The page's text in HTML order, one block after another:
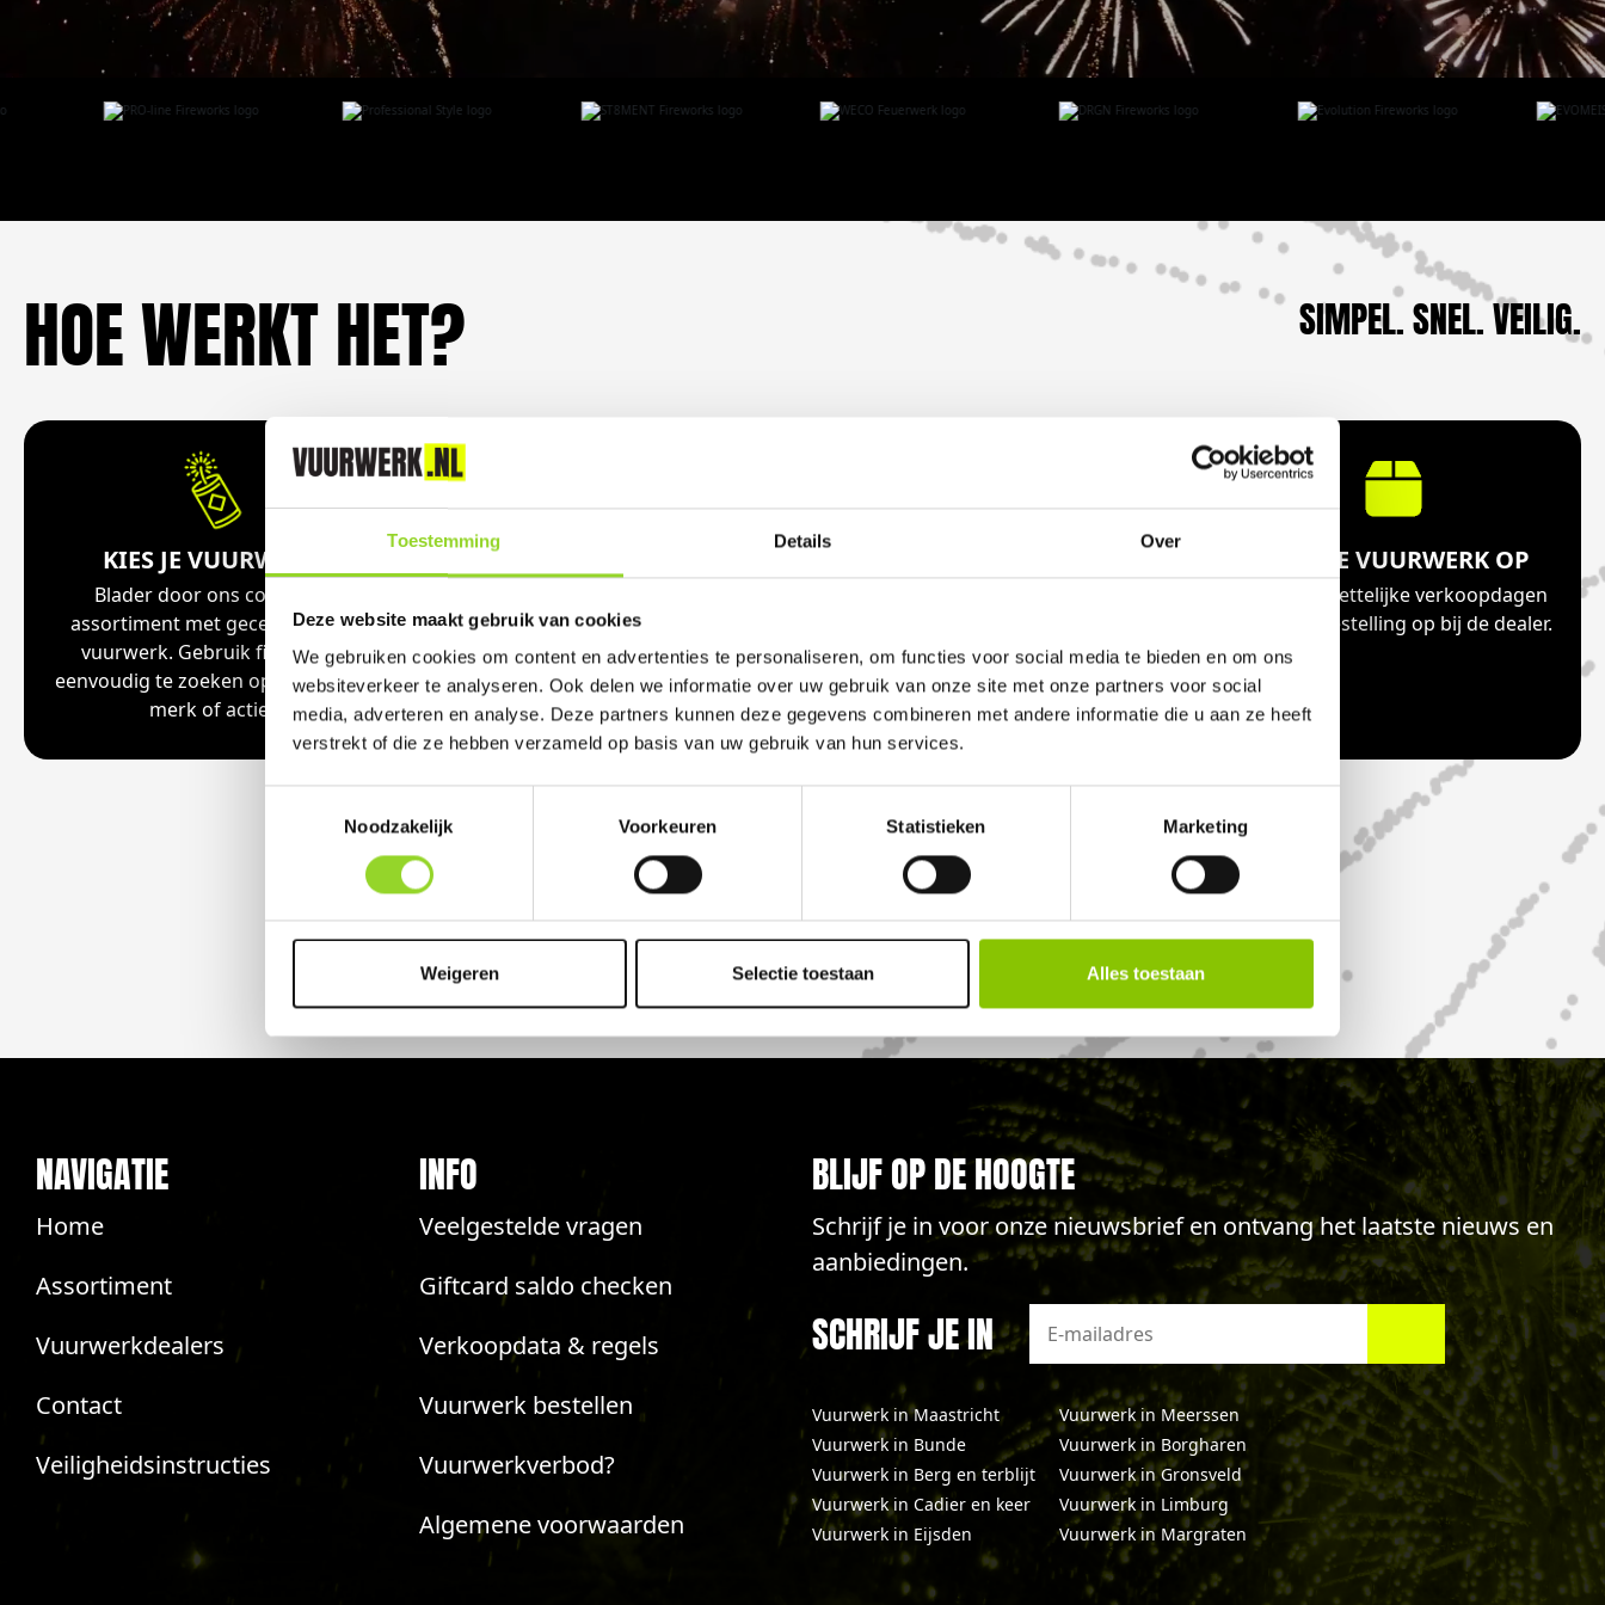
Toestemming Details Over
Deze website maakt gebruik van cookies
We gebruiken cookies om content en advertenties te personaliseren, om functies voor social media te bieden en om ons
websiteverkeer te analyseren. Ook delen we informatie over uw gebruik van onze site met onze partners voor social
media, adverteren en analyse. Deze partners kunnen deze gegevens combineren met andere informatie die u aan ze heeft
verstrekt of die ze hebben verzameld op basis van uw gebruik van hun services.
Noodzakelijk
Voorkeuren Statistieken Marketing
Weigeren Selectie toestaan Alles toestaan
HOE WERKT HET? SIMPEL. SNEL. VEILIG.
KIES JE VUURWERK
Blader door ons complete
assortiment met gecertificeerd
vuurwerk. Gebruik filters om
eenvoudig te zoeken op categorie,
merk of actie.
ZOEK JOUW VERKOOPPUNT
welke vuurwerkdealers bij jou in de
buurt actief zijn. Met meer dan 450+
locaties is er altijd een dealer
dichtbij.
eenvoudig via iDEAL of andere
betaalopties.
HAAL JE VUURWERK OP
Vanaf de wettelijke verkoopdagen
haal je je bestelling op bij de dealer.
NAVIGATIE
Home
Assortiment
Vuurwerkdealers
Contact
Veiligheidsinstructies
INFO
Veelgestelde vragen
Giftcard saldo checken
Verkoopdata & regels
Vuurwerk bestellen
Vuurwerkverbod?
Algemene voorwaarden
BLIJF OP DE HOOGTE
Schrijf je in voor onze nieuwsbrief en ontvang het laatste nieuws en
aanbiedingen.
SCHRIJF JE IN
Vuurwerk in Maastricht
Vuurwerk in Meerssen
Vuurwerk in Bunde
Vuurwerk in Borgharen
Vuurwerk in Berg en terblijt
Vuurwerk in Gronsveld
Vuurwerk in Cadier en keer
Vuurwerk in Limburg
Vuurwerk in Eijsden
Vuurwerk in Margraten